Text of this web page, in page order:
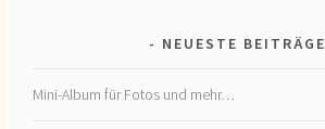
NEUESTE BEITRÄGE
Mini-Album für Fotos und mehr…